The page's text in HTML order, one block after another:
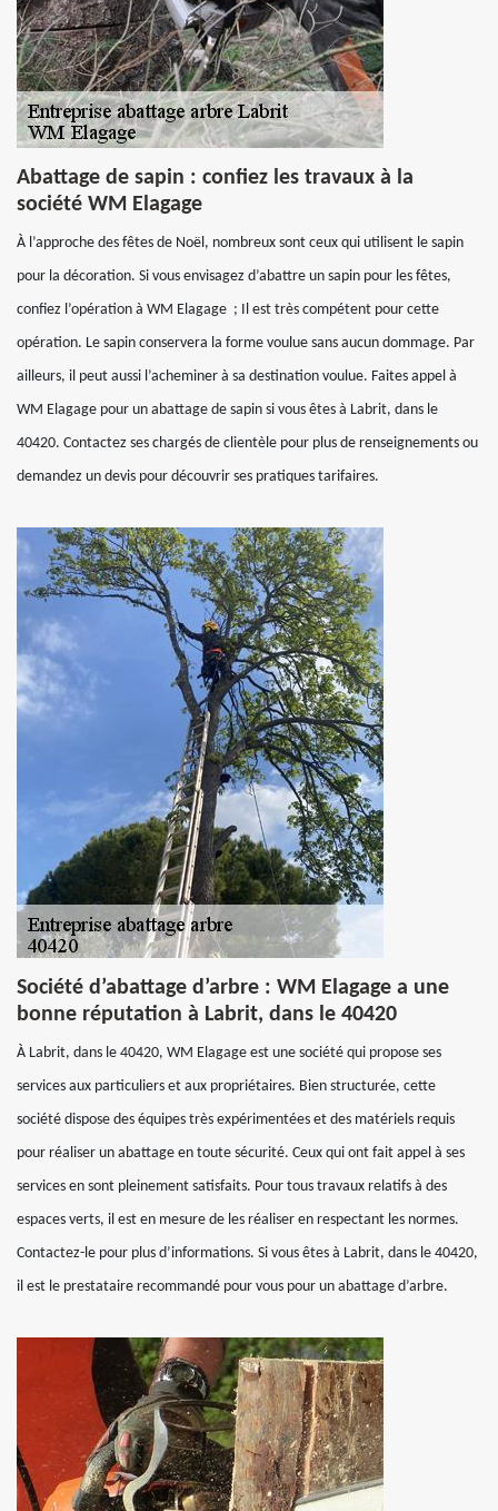
Abattage de sapin : confiez les travaux à la
société WM Elagage
À l’approche des fêtes de Noël, nombreux sont ceux qui utilisent le sapin
pour la décoration. Si vous envisagez d’abattre un sapin pour les fêtes,
confiez l’opération à WM Elagage ; Il est très compétent pour cette
opération. Le sapin conservera la forme voulue sans aucun dommage. Par
ailleurs, il peut aussi l’acheminer à sa destination voulue. Faites appel à
WM Elagage pour un abattage de sapin si vous êtes à Labrit, dans le
40420. Contactez ses chargés de clientèle pour plus de renseignements ou
demandez un devis pour découvrir ses pratiques tarifaires.
Société d’abattage d’arbre : WM Elagage a une
bonne réputation à Labrit, dans le 40420
À Labrit, dans le 40420, WM Elagage est une société qui propose ses
services aux particuliers et aux propriétaires. Bien structurée, cette
société dispose des équipes très expérimentées et des matériels requis
pour réaliser un abattage en toute sécurité. Ceux qui ont fait appel à ses
services en sont pleinement satisfaits. Pour tous travaux relatifs à des
espaces verts, il est en mesure de les réaliser en respectant les normes.
Contactez-le pour plus d’informations. Si vous êtes à Labrit, dans le 40420,
il est le prestataire recommandé pour vous pour un abattage d’arbre.